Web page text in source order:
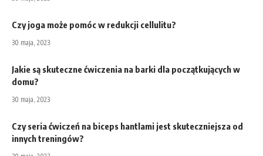
Czy joga może pomóc w redukcji cellulitu?
30 maja, 2023
Jakie są skuteczne ćwiczenia na barki dla początkujących w
domu?
30 maja, 2023
Czy seria ćwiczeń na biceps hantlami jest skuteczniejsza od
innych treningów?